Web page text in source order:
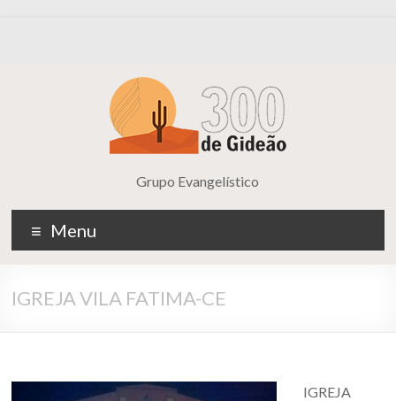
Grupo Evangelístico
Menu
IGREJA VILA FATIMA-CE
IGREJA